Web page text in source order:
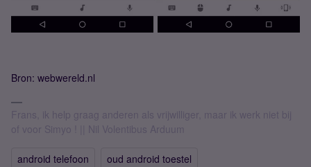
Bron: webwereld.nl
Frans, ik help graag anderen als vrijwilliger, maar ik werk niet bij
of voor Simyo ! || Nil Volentibus Arduum
android telefoon
oud android toestel